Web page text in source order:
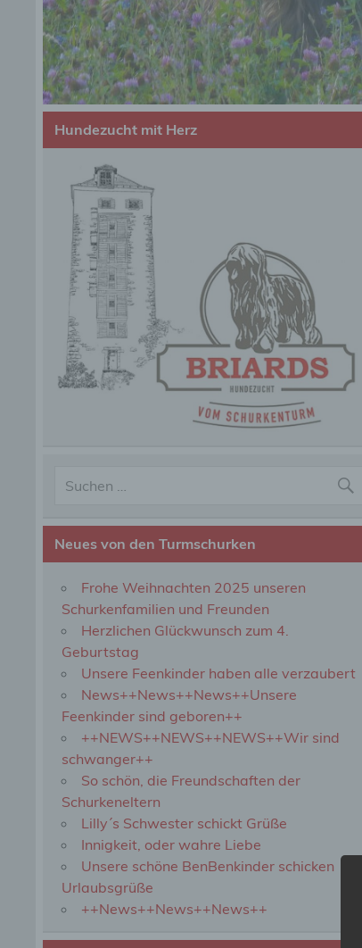
Hundezucht mit Herz
Neues von den Turmschurken
Frohe Weihnachten 2025 unseren
Schurkenfamilien und Freunden
Herzlichen Glückwunsch zum 4.
Geburtstag
Unsere Feenkinder haben alle verzaubert
News++News++News++Unsere
Feenkinder sind geboren++
++NEWS++NEWS++NEWS++Wir sind
schwanger++
So schön, die Freundschaften der
Schurkeneltern
Lilly´s Schwester schickt Grüße
Innigkeit, oder wahre Liebe
Unsere schöne BenBenkinder schicken
Urlaubsgrüße
++News++News++News++